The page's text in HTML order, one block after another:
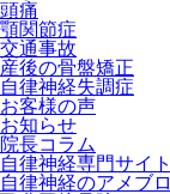
頭痛
顎関節症
交通事故
産後の骨盤矯正
自律神経失調症
お客様の声
お知らせ
院長コラム
自律神経専門サイト
自律神経のアメブロ